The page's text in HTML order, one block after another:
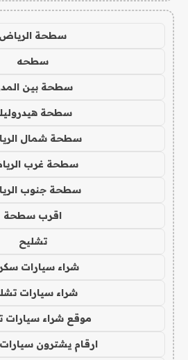
سطحة الرياض
سطحه
سطحة بين
سطحة
سطحة شمال
سطحة غرب
سطحة جنوب
اقرب سطحة
تشليح
شراء سيارات
شراء سيارات
موقع شراء سيارات
ارقام يشترون